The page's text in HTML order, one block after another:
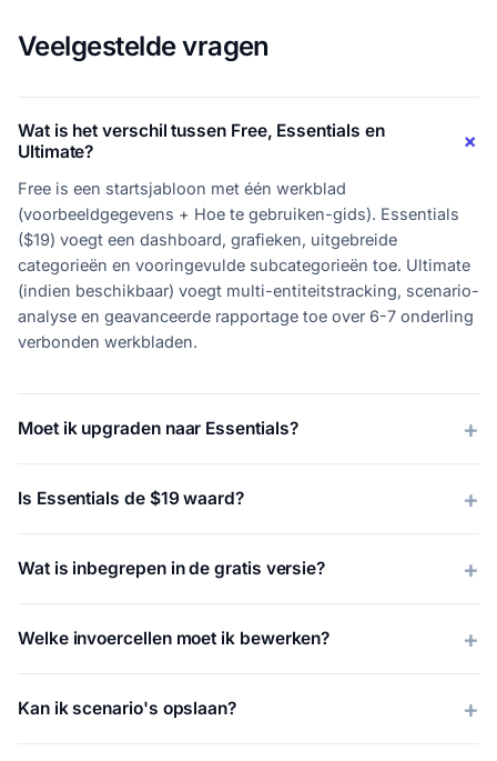
Veelgestelde vragen
Wat is het verschil tussen Free, Essentials en
Ultimate?
Free is een startsjabloon met één werkblad
(voorbeeldgegevens + Hoe te gebruiken-gids). Essentials
($19) voegt een dashboard, grafieken, uitgebreide
categorieën en vooringevulde subcategorieën toe. Ultimate
(indien beschikbaar) voegt multi-entiteitstracking, scenario-
analyse en geavanceerde rapportage toe over 6-7 onderling
verbonden werkbladen.
Moet ik upgraden naar Essentials?
Is Essentials de $19 waard?
Wat is inbegrepen in de gratis versie?
Welke invoercellen moet ik bewerken?
Kan ik scenario's opslaan?